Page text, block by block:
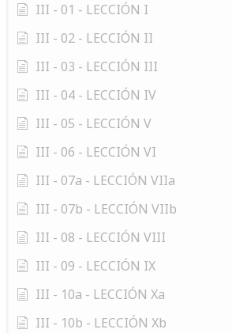
III - 01 - LECCIÓN I
III - 02 - LECCIÓN II
III - 03 - LECCIÓN III
III - 04 - LECCIÓN IV
III - 05 - LECCIÓN V
III - 06 - LECCIÓN VI
III - 07a - LECCIÓN VIIa
III - 07b - LECCIÓN VIIb
III - 08 - LECCIÓN VIII
III - 09 - LECCIÓN IX
III - 10a - LECCIÓN Xa
III - 10b - LECCIÓN Xb